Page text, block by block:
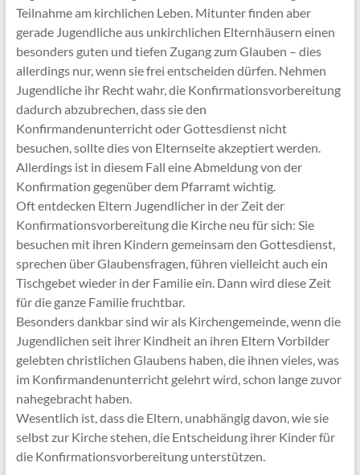
Teilnahme am kirchlichen Leben. Mitunter finden aber
gerade Jugendliche aus unkirchlichen Elternhäusern einen
besonders guten und tiefen Zugang zum Glauben – dies
allerdings nur, wenn sie frei entscheiden dürfen. Nehmen
Jugendliche ihr Recht wahr, die Konfirmationsvorbereitung
dadurch abzubrechen, dass sie den
Konfirmandenunterricht oder Gottesdienst nicht
besuchen, sollte dies von Elternseite akzeptiert werden.
Allerdings ist in diesem Fall eine Abmeldung von der
Konfirmation gegenüber dem Pfarramt wichtig.
Oft entdecken Eltern Jugendlicher in der Zeit der
Konfirmationsvorbereitung die Kirche neu für sich: Sie
besuchen mit ihren Kindern gemeinsam den Gottesdienst,
sprechen über Glaubensfragen, führen vielleicht auch ein
Tischgebet wieder in der Familie ein. Dann wird diese Zeit
für die ganze Familie fruchtbar.
Besonders dankbar sind wir als Kirchengemeinde, wenn die
Jugendlichen seit ihrer Kindheit an ihren Eltern Vorbilder
gelebten christlichen Glaubens haben, die ihnen vieles, was
im Konfirmandenunterricht gelehrt wird, schon lange zuvor
nahegebracht haben.
Wesentlich ist, dass die Eltern, unabhängig davon, wie sie
selbst zur Kirche stehen, die Entscheidung ihrer Kinder für
die Konfirmationsvorbereitung unterstützen.